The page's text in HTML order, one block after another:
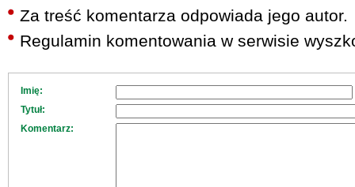
Za treść komentarza odpowiada jego autor.
Regulamin komentowania w serwisie
Imię:
Tytuł:
Komentarz: